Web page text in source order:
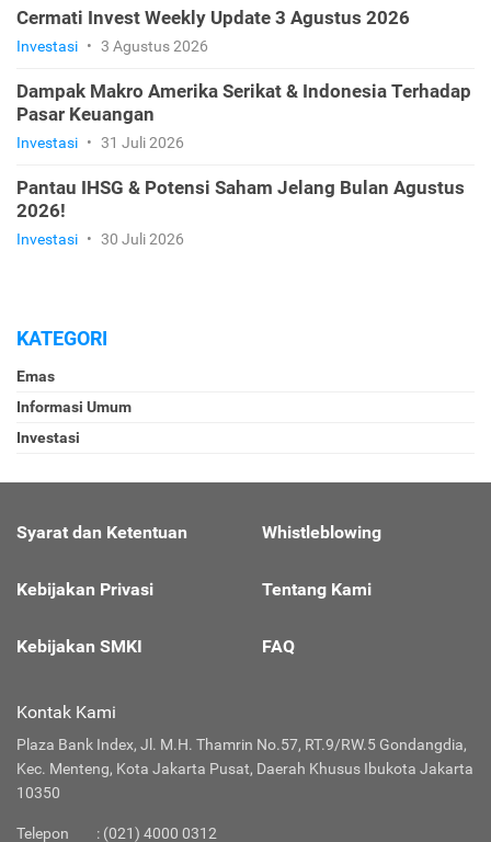
Cermati Invest Weekly Update 3 Agustus 2026
Investasi • 3 Agustus 2026
Dampak Makro Amerika Serikat & Indonesia Terhadap
Pasar Keuangan
Investasi • 31 Juli 2026
Pantau IHSG & Potensi Saham Jelang Bulan Agustus
2026!
Investasi • 30 Juli 2026
KATEGORI
Emas
Informasi Umum
Investasi
Syarat dan Ketentuan
Kebijakan Privasi
Kebijakan SMKI
Whistleblowing
Tentang Kami
FAQ
Kontak Kami
Plaza Bank Index, Jl. M.H. Thamrin No.57, RT.9/RW.5 Gondangdia,
Kec. Menteng, Kota Jakarta Pusat, Daerah Khusus Ibukota Jakarta
10350
Telepon : (021) 4000 0312